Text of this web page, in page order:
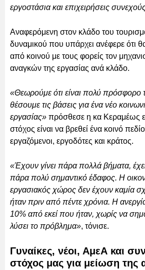
εργοστάσια και επιχειρήσεις
Αναφερόμενη στον κλάδο του
δυναμικού που υπάρχει ανέφερε ότι
από κοινού με τους φορείς τον
αναγκών της εργασίας ανά κλάδο.
«Θεωρούμε ότι είναι πολύ πρόσφορο
θέσουμε τις βάσεις για ένα νέο
εργασίας» πρόσθεσε η κα Κεραμέως
στόχος είναι να βρεθεί ένα κοινό
εργαζόμενοι, εργοδότες και κράτος.
«Έχουν γίνει πάρα πολλά βήματα,
πάρα πολύ σημαντικό έδαφος. Η
εργασιακός χώρος δεν έχουν καμία
ήταν πριν από πέντε χρόνια. Η
10% από εκεί που ήταν, χωρίς να
λύσει το πρόβλημα», τόνισε.
Γυναίκες, νέοι, ΑμεΑ και
στόχος μας για μείωση της